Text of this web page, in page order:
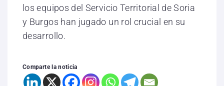
los equipos del Servicio Territorial de Soria
y Burgos han jugado un rol crucial en su
desarrollo.
Comparte la noticia